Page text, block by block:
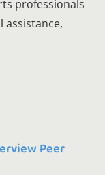
professionals
Peer